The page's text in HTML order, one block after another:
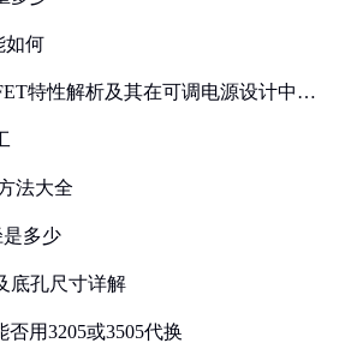
如何
特性解析及其在可调电源设计中的
法大全
多少
底孔尺寸详解
否用3205或3505代换